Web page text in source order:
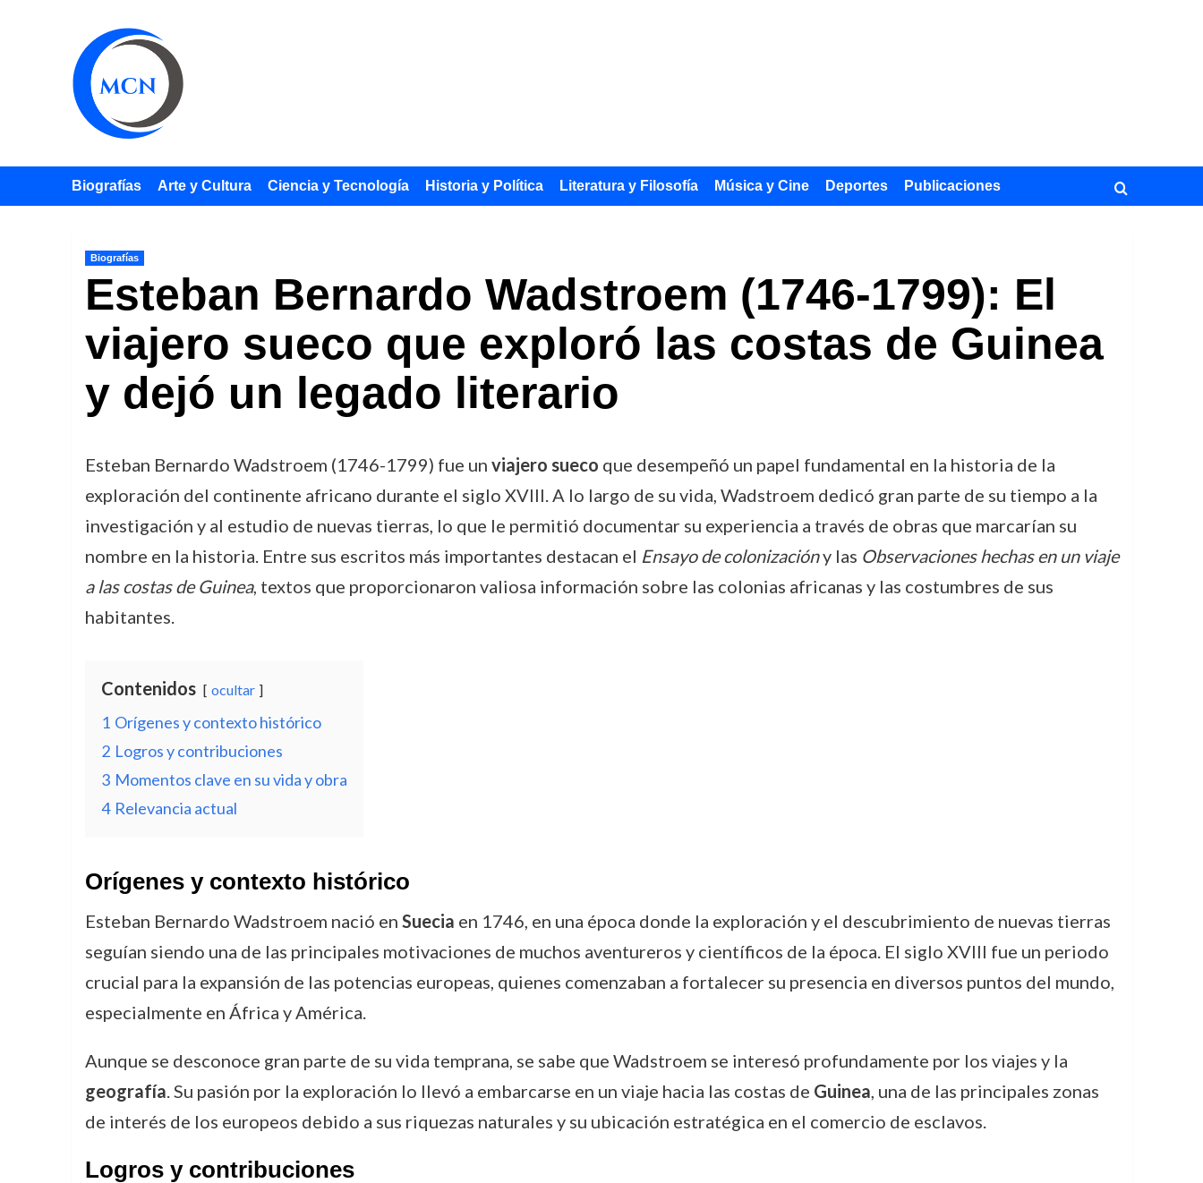
Biografías Arte y Cultura Ciencia y Tecnología Historia y Política Literatura y Filosofía Música y Cine Deportes Publicaciones
Biografías
Esteban Bernardo Wadstroem (1746-1799): El
viajero sueco que exploró las costas de Guinea
y dejó un legado literario
Esteban Bernardo Wadstroem (1746-1799) fue un viajero sueco que desempeñó un papel fundamental en la historia de la
exploración del continente africano durante el siglo XVIII. A lo largo de su vida, Wadstroem dedicó gran parte de su tiempo a la
investigación y al estudio de nuevas tierras, lo que le permitió documentar su experiencia a través de obras que marcarían su
nombre en la historia. Entre sus escritos más importantes destacan el Ensayo de colonizacióny las Observaciones hechas en un viaje
a las costas de Guinea, textos que proporcionaron valiosa información sobre las colonias africanas y las costumbres de sus
habitantes.
Contenidos ocultar
1 Orígenes y contexto histórico
2 Logros y contribuciones
3 Momentos clave en su vida y obra
4 Relevancia actual
Orígenes y contexto histórico
Esteban Bernardo Wadstroem nació en Suecia en 1746, en una época donde la exploración y el descubrimiento de nuevas tierras
seguían siendo una de las principales motivaciones de muchos aventureros y científicos de la época. El siglo XVIII fue un periodo
crucial para la expansión de las potencias europeas, quienes comenzaban a fortalecer su presencia en diversos puntos del mundo,
especialmente en África y América.
Aunque se desconoce gran parte de su vida temprana, se sabe que Wadstroem se interesó profundamente por los viajes y la
geografía. Su pasión por la exploración lo llevó a embarcarse en un viaje hacia las costas de Guinea, una de las principales zonas
de interés de los europeos debido a sus riquezas naturales y su ubicación estratégica en el comercio de esclavos.
Logros y contribuciones